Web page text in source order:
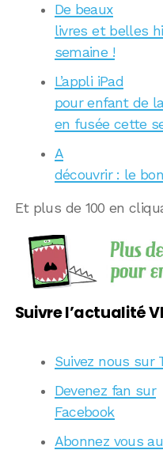
De beaux
livres et belles
semaine !
L’appli iPad
pour enfant de
en fusée cette
A
découvrir : le
Et plus de 100 en
Suivre l’actualité
Suivez nous sur
Devenez fan sur
Facebook
Abonnez vous